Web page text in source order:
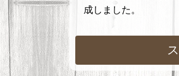
成しました。